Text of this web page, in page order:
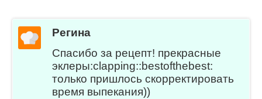
Регина
Спасибо за рецепт! прекрасные
эклеры:clapping::bestofthebest:
только пришлось скорректировать
время выпекания))